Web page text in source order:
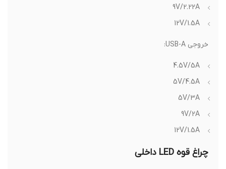
9V/2.22A
12V/1.5A
خروجی USB-A:
4.5V/5A
5V/4.5A
5V/3A
9V/2A
12V/1.5A
چراغ قوه LED داخلی